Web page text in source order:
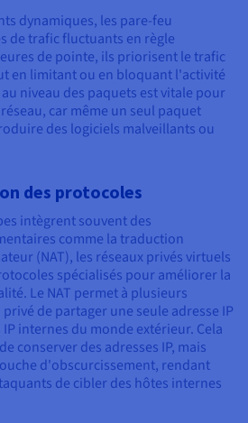
dynamiques, les pare-feu
de trafic fluctuants en règle
de pointe, ils priorisent le trafic
en limitant ou en bloquant l'activité
niveau des paquets est vitale pour
car même un seul paquet
des logiciels malveillants ou
des protocoles
intègrent souvent des
comme la traduction
(NAT), les réseaux privés virtuels
spécialisés pour améliorer la
Le NAT permet à plusieurs
de partager une seule adresse IP
internes du monde extérieur. Cela
conserver des adresses IP, mais
d'obscurcissement, rendant
de cibler des hôtes internes